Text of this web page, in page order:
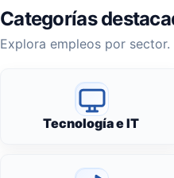
Categorías
Explora empleos por sector.
Tecnología e IT